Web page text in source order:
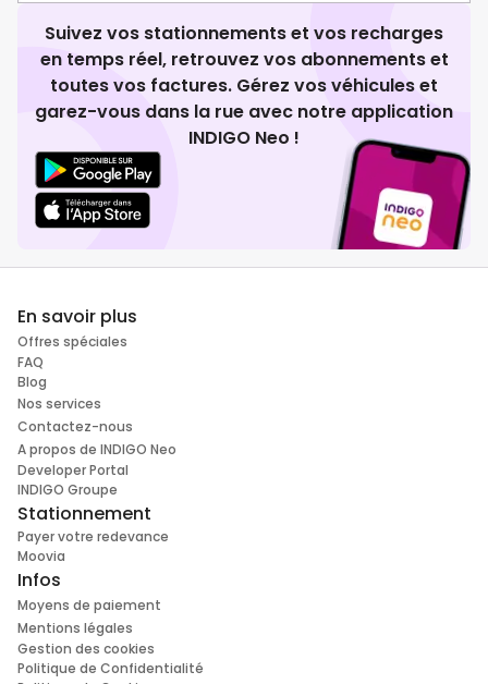
Suivez vos stationnements et vos recharges
en temps réel, retrouvez vos abonnements et
toutes vos factures. Gérez vos véhicules et
garez-vous dans la rue avec notre application
INDIGO Neo !
En savoir plus
Offres spéciales
FAQ
Blog
Nos services
Contactez-nous
A propos de INDIGO Neo
Developer Portal
INDIGO Groupe
Stationnement
Payer votre redevance
Moovia
Infos
Moyens de paiement
Mentions légales
Gestion des cookies
Politique de Confidentialité